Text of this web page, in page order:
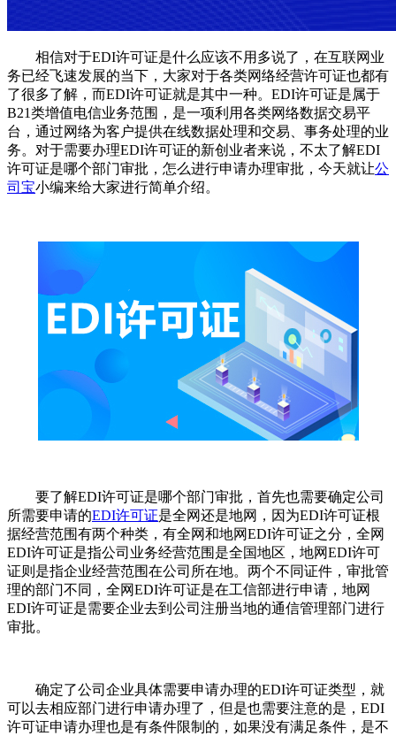
相信对于EDI许可证是什么应该不用多说了，在互联网业
务已经飞速发展的当下，大家对于各类网络经营许可证也都有
了很多了解，而EDI许可证就是其中一种。EDI许可证是属于
B21类增值电信业务范围，是一项利用各类网络数据交易平
台，通过网络为客户提供在线数据处理和交易、事务处理的业
务。对于需要办理EDI许可证的新创业者来说，不太了解EDI
许可证是哪个部门审批，怎么进行申请办理审批，今天就让公
司宝小编来给大家进行简单介绍。
要了解EDI许可证是哪个部门审批，首先也需要确定公司
所需要申请的EDI许可证是全网还是地网，因为EDI许可证根
据经营范围有两个种类，有全网和地网EDI许可证之分，全网
EDI许可证是指公司业务经营范围是全国地区，地网EDI许可
证则是指企业经营范围在公司所在地。两个不同证件，审批管
理的部门不同，全网EDI许可证是在工信部进行申请，地网
EDI许可证是需要企业去到公司注册当地的通信管理部门进行
审批。
确定了公司企业具体需要申请办理的EDI许可证类型，就
可以去相应部门进行申请办理了，但是也需要注意的是，EDI
许可证申请办理也是有条件限制的，如果没有满足条件，是不